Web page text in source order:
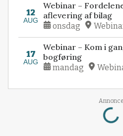
12
AUG
Webinar –
aflevering af bilag
onsdag
17
AUG
Webinar – Kom i
bogføring
mandag
Annonce
Loading...